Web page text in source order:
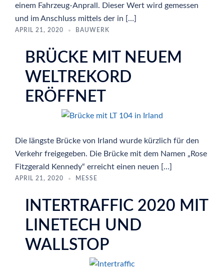
einem Fahrzeug-Anprall. Dieser Wert wird gemessen
und im Anschluss mittels der in […]
APRIL 21, 2020 BAUWERK
BRÜCKE MIT NEUEM
WELTREKORD
ERÖFFNET
Die längste Brücke von Irland wurde kürzlich für den
Verkehr freigegeben. Die Brücke mit dem Namen „Rose
Fitzgerald Kennedy“ erreicht einen neuen […]
APRIL 21, 2020 MESSE
INTERTRAFFIC 2020 MIT
LINETECH UND
WALLSTOP